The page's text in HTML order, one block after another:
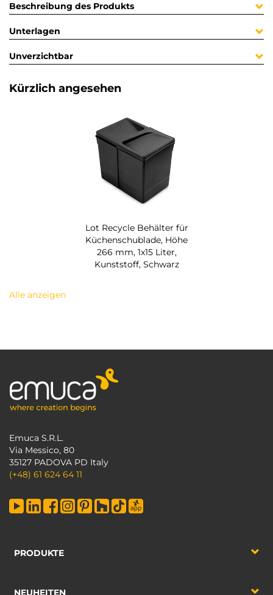
Beschreibung des Produkts
Unterlagen
Unverzichtbar
Kürzlich angesehen
Lot Recycle Behälter für
Küchenschublade, Höhe
266 mm, 1x15 Liter,
Kunststoff, Schwarz
Alle anzeigen
Emuca S.R.L.
Via Messico, 80
35127 PADOVA PD Italy
(+48) 61 624 64 11
PRODUKTE
NEUHEITEN